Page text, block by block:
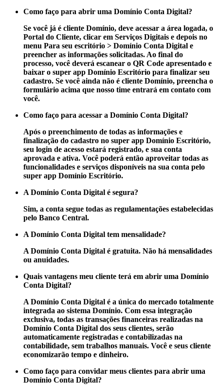
Como faço para abrir uma Domínio Conta Digital?
Se você já é cliente Domínio, deve acessar a área logada, o
Portal do Cliente, clicar em Serviços Digitais e depois no
menu Para seu escritório > Domínio Conta Digital e
preencher as informações solicitadas. Ao final do
processo, você deverá escanear o QR Code apresentado e
baixar o super app Domínio Escritório para finalizar seu
cadastro. Se você ainda não é cliente Domínio, preencha o
formulário acima que nosso time entrará em contato com
você.
Como faço para acessar a Domínio Conta Digital?
Após o preenchimento de todas as informações e
finalização do cadastro no super app Domínio Escritório,
seu login de acesso estará registrado, e sua conta
aprovada e ativa. Você poderá então aproveitar todas as
funcionalidades e serviços disponíveis na sua conta pelo
super app Domínio Escritório.
A Domínio Conta Digital é segura?
Sim, a conta segue todas as regulamentações estabelecidas
pelo Banco Central.
A Domínio Conta Digital tem mensalidade?
A Domínio Conta Digital é gratuita. Não há mensalidades
ou anuidades.
Quais vantagens meu cliente terá em abrir uma Domínio
Conta Digital?
A Domínio Conta Digital é a única do mercado totalmente
integrada ao sistema Domínio. Com essa integração
exclusiva, todas as transações financeiras realizadas na
Domínio Conta Digital dos seus clientes, serão
automaticamente registradas e contabilizadas na
contabilidade, sem trabalhos manuais. Você e seus cliente
economizarão tempo e dinheiro.
Como faço para convidar meus clientes para abrir uma
Domínio Conta Digital?